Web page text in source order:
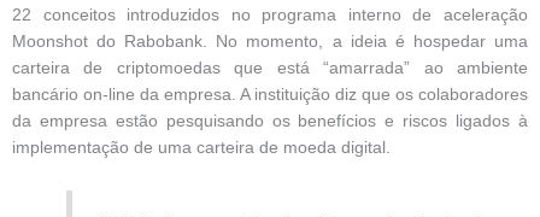
22 conceitos introduzidos no programa interno de aceleração
Moonshot do Rabobank. No momento, a ideia é hospedar uma
carteira de criptomoedas que está “amarrada” ao ambiente
bancário on-line da empresa. A instituição diz que os colaboradores
da empresa estão pesquisando os benefícios e riscos ligados à
implementação de uma carteira de moeda digital.